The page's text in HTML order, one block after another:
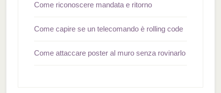
Come riconoscere mandata e ritorno
Come capire se un telecomando è rolling code
Come attaccare poster al muro senza rovinarlo